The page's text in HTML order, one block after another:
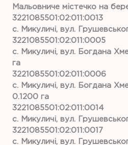
Мальовниче містечко на
3221085501:02:011:0013
с. Микуличі, вул.
3221085501:02:011:0005
с. Микуличі, вул. Богдана
га
3221085501:02:011:0006
с. Микуличі, вул. Богдана
0.1200 га
3221085501:02:011:0014
с. Микуличі, вул.
3221085501:02:011:0017
с. Микуличі, вул.